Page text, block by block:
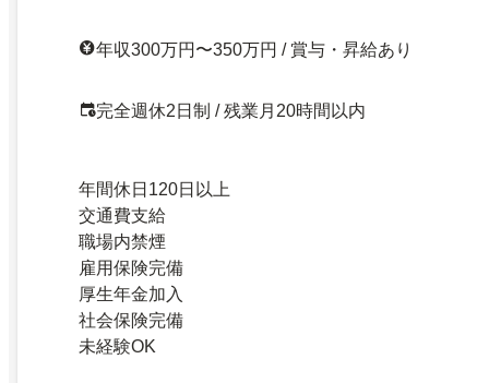
年収300万円〜350万円 / 賞与・昇給あり
完全週休2日制 / 残業月20時間以内
年間休日120日以上
交通費支給
職場内禁煙
雇用保険完備
厚生年金加入
社会保険完備
未経験OK